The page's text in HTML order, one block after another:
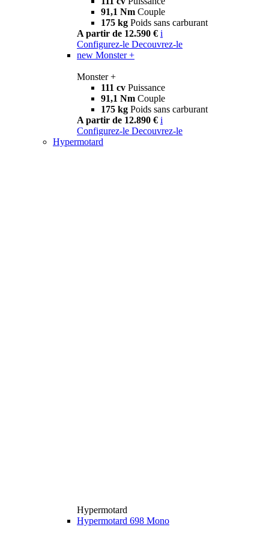
91,1 Nm Couple
175 kg Poids sans carburant
A partir de 12.590 € i
Configurez-le Decouvrez-le
new Monster +
Monster +
111 cv Puissance
91,1 Nm Couple
175 kg Poids sans carburant
A partir de 12.890 € i
Configurez-le Decouvrez-le
Hypermotard
Hypermotard
Hypermotard 698 Mono